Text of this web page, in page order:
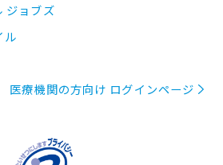
ジョブズ
ル
医療機関の方向け ログインページ